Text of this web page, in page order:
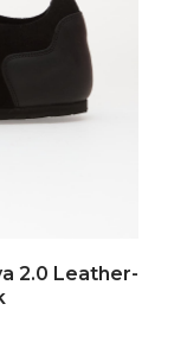
2.0 Leather-